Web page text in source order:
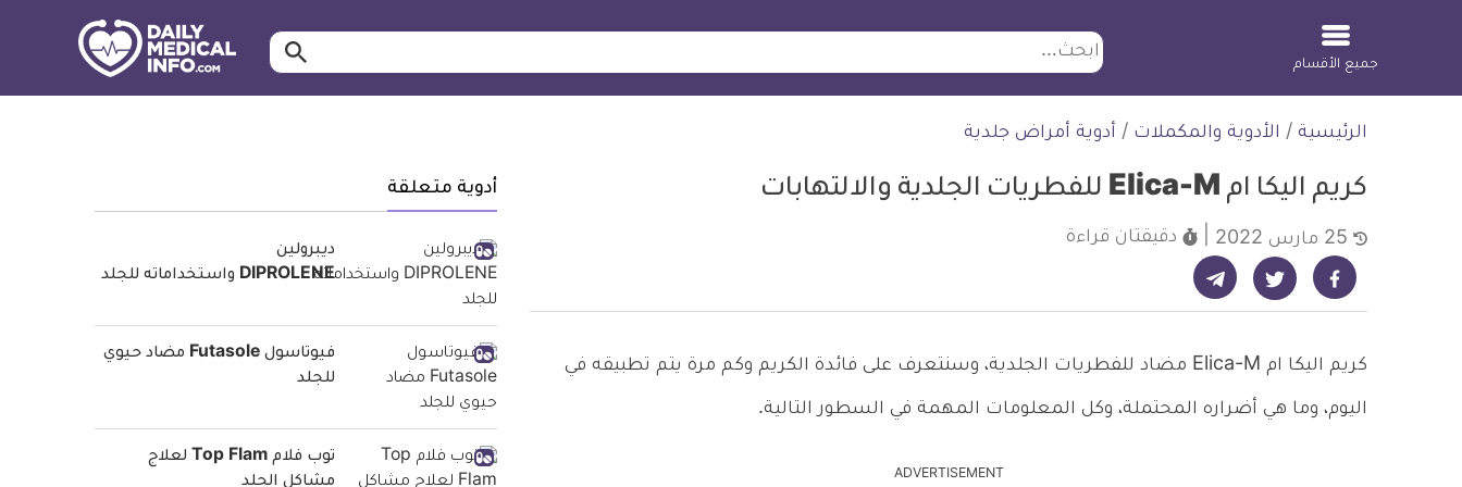
ابحث ابحث…
جميع الأقسام
الرئيسية / الأدوية والمكملات / أدوية أمراض جلدية
كريم اليكا ام Elica-M للفطريات الجلدية والالتهابات
دقيقتان قراءة
شارك على فيسبوك - ديلي ميديكال انفو شارك على تويتر - ديلي ميديكال انفو شارك على تيليجرام - ديلي ميديكال انفو
كريم اليكا ام Elica-M مضاد للفطريات الجلدية، وسنتعرف على فائدة الكريم وكم مرة يتم تطبيقه في
اليوم، وما هي أضراره المحتملة، وكل المعلومات المهمة في السطور التالية.
ADVERTISEMENT
أدوية متعلقة
ديبرولين
DIPROLENE واستخداماته للجلد
فيوتاسول Futasole مضاد حيوي
للجلد
توب فلام Top Flam لعلاج
مشاكل الجلد